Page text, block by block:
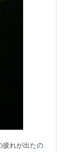
疲れが出たの